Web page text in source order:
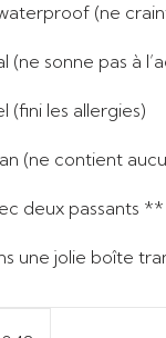
(ne
(ne sonne pas à
(fini les allergies)
(ne contient
deux passants
une jolie boîte